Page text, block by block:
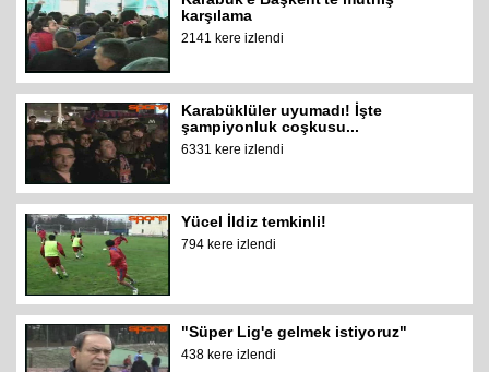
karşılama
2141 kere izlendi
Karabüklüler uyumadı! İşte
şampiyonluk coşkusu...
6331 kere izlendi
Yücel İldiz temkinli!
794 kere izlendi
"Süper Lig'e gelmek istiyoruz"
438 kere izlendi